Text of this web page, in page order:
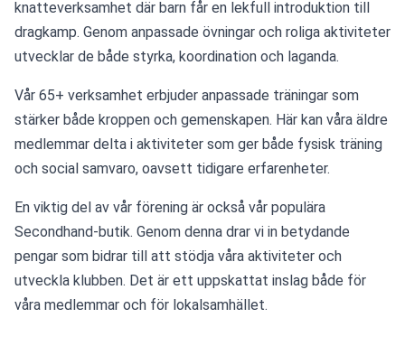
knatteverksamhet där barn får en lekfull introduktion till
dragkamp. Genom anpassade övningar och roliga aktiviteter
utvecklar de både styrka, koordination och laganda.
Vår 65+ verksamhet erbjuder anpassade träningar som
stärker både kroppen och gemenskapen. Här kan våra äldre
medlemmar delta i aktiviteter som ger både fysisk träning
och social samvaro, oavsett tidigare erfarenheter.
En viktig del av vår förening är också vår populära
Secondhand-butik. Genom denna drar vi in betydande
pengar som bidrar till att stödja våra aktiviteter och
utveckla klubben. Det är ett uppskattat inslag både för
våra medlemmar och för lokalsamhället.